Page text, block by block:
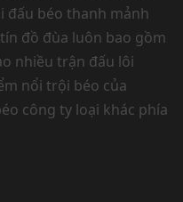
đấu béo thanh mảnh
đồ đùa luôn bao gồm
nhiều trận đấu lôi
nổi trội béo của
công ty loại khác phía